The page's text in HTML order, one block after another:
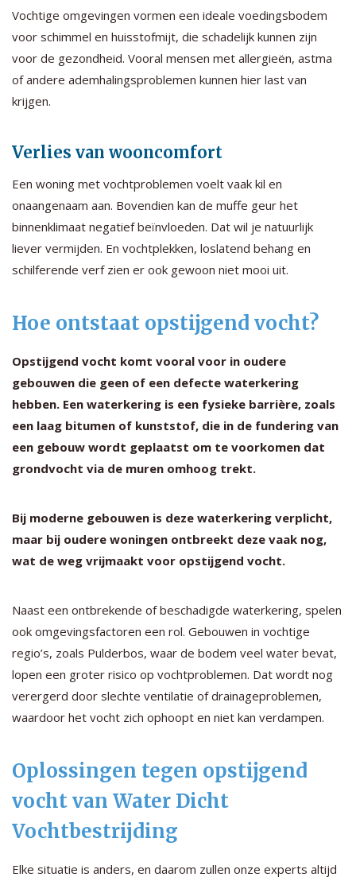
Vochtige omgevingen vormen een ideale voedingsbodem
voor schimmel en huisstofmijt, die schadelijk kunnen zijn
voor de gezondheid. Vooral mensen met allergieën, astma
of andere ademhalingsproblemen kunnen hier last van
krijgen.
Verlies van wooncomfort
Een woning met vochtproblemen voelt vaak kil en
onaangenaam aan. Bovendien kan de muffe geur het
binnenklimaat negatief beïnvloeden. Dat wil je natuurlijk
liever vermijden. En vochtplekken, loslatend behang en
schilferende verf zien er ook gewoon niet mooi uit.
Hoe ontstaat opstijgend vocht?
Opstijgend vocht komt vooral voor in oudere
gebouwen die geen of een defecte waterkering
hebben. Een waterkering is een fysieke barrière, zoals
een laag bitumen of kunststof, die in de fundering van
een gebouw wordt geplaatst om te voorkomen dat
grondvocht via de muren omhoog trekt.
Bij moderne gebouwen is deze waterkering verplicht,
maar bij oudere woningen ontbreekt deze vaak nog,
wat de weg vrijmaakt voor opstijgend vocht.
Naast een ontbrekende of beschadigde waterkering, spelen
ook omgevingsfactoren een rol. Gebouwen in vochtige
regio’s, zoals Pulderbos, waar de bodem veel water bevat,
lopen een groter risico op vochtproblemen. Dat wordt nog
verergerd door slechte ventilatie of drainageproblemen,
waardoor het vocht zich ophoopt en niet kan verdampen.
Oplossingen tegen opstijgend
vocht van Water Dicht
Vochtbestrijding
Elke situatie is anders, en daarom zullen onze experts altijd